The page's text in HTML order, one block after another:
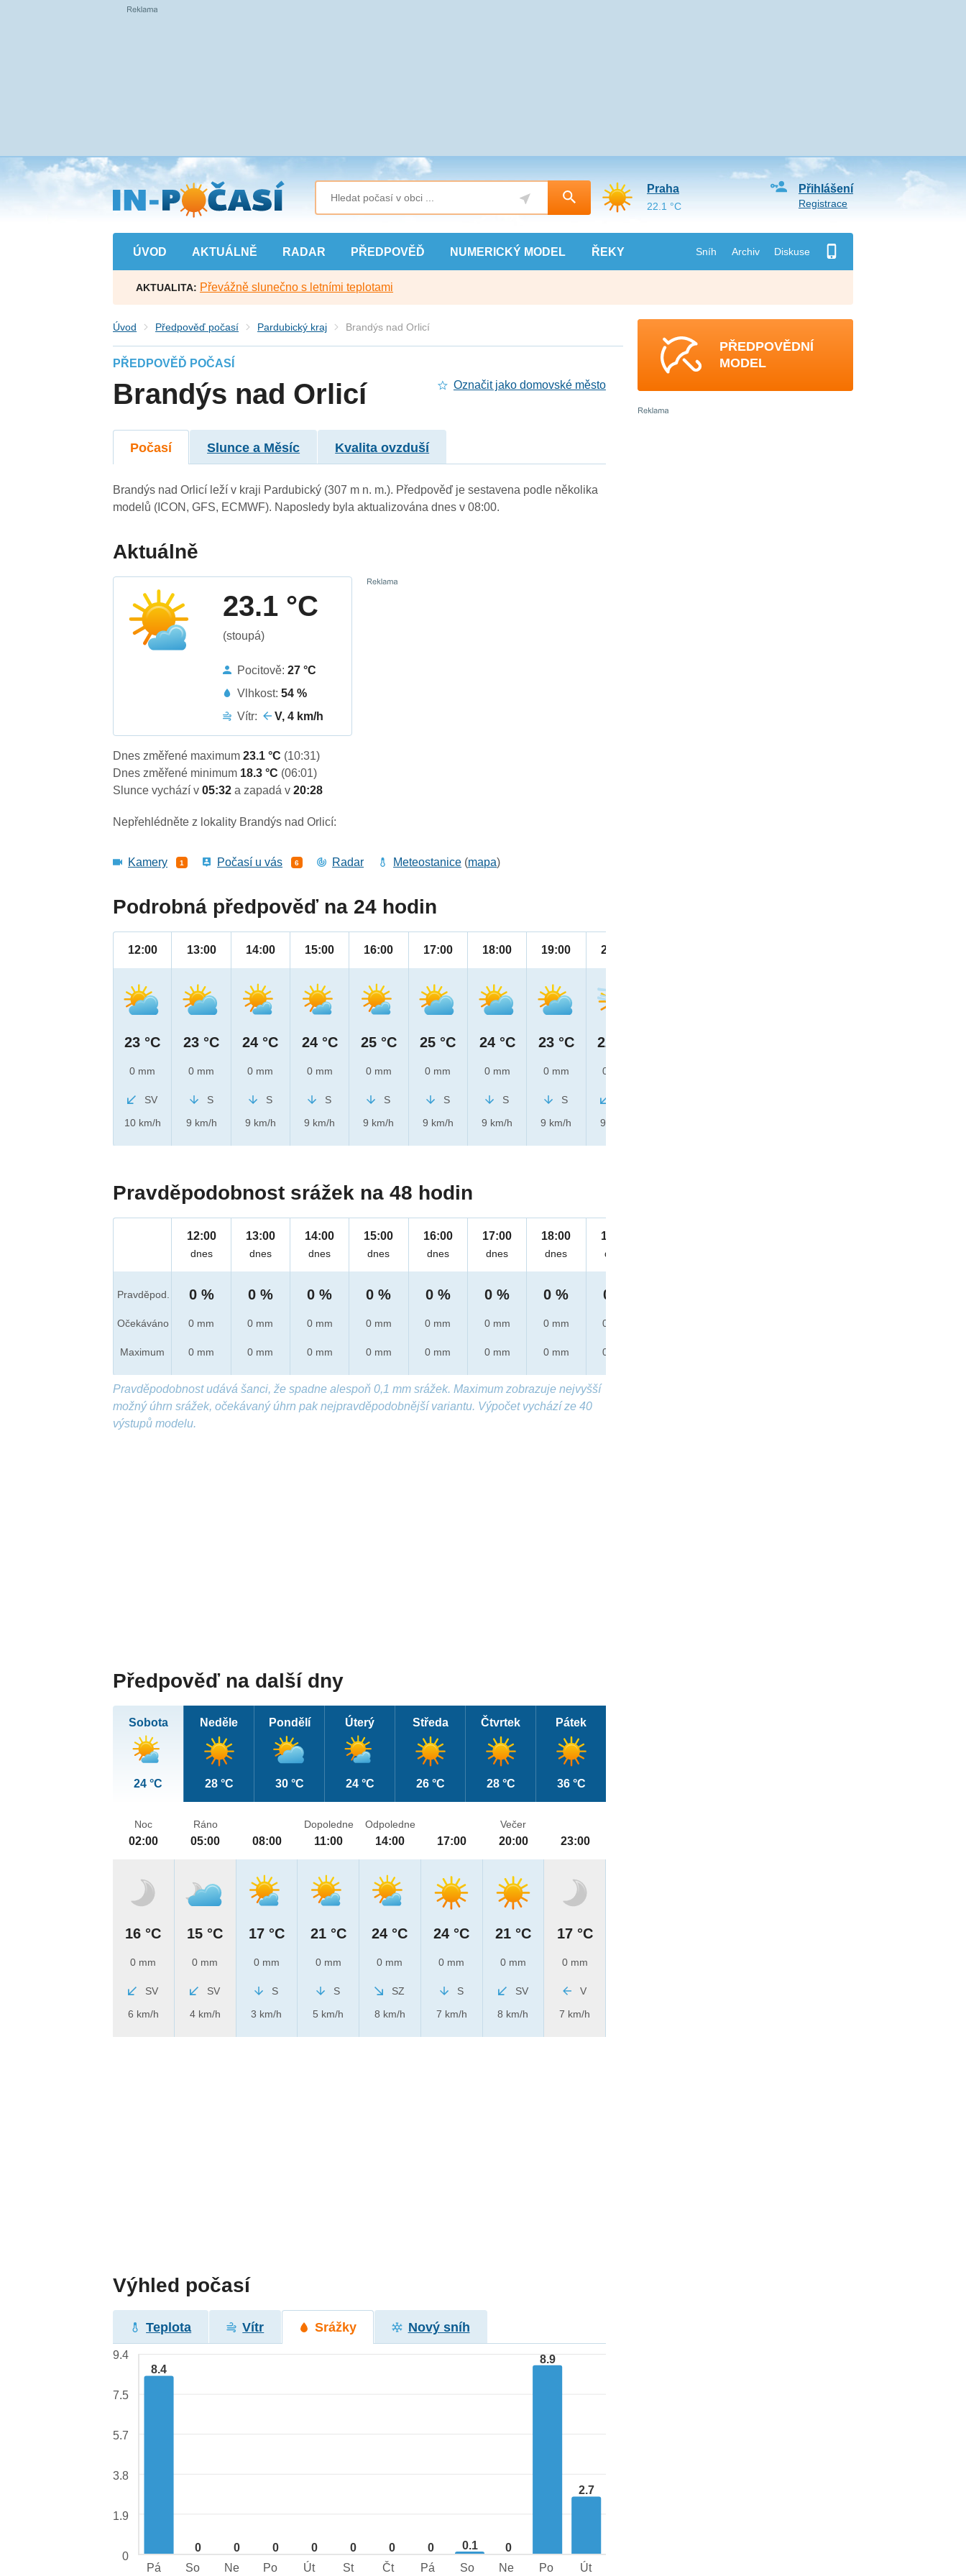
Přejít
na
hlavní
obsah
ÚVOD AKTUÁLNĚ RADAR PŘEDPOVĚĎ NUMERICKÝ MODEL ŘEKY Sníh Archiv Diskuse
Přihlášení
Registrace
Praha
22.1 °C
AKTUALITA: Převážně slunečno s letními teplotami
Úvod Předpověď počasí Pardubický kraj Brandýs nad Orlicí
PŘEDPOVĚĎ POČASÍ
Brandýs nad Orlicí Označit jako domovské město
Počasí Slunce a Měsíc Kvalita ovzduší
Brandýs nad Orlicí leží v kraji Pardubický (307 m n. m.). Předpověď je sestavena podle několika
modelů (ICON, GFS, ECMWF). Naposledy byla aktualizována dnes v 08:00.
Aktuálně
23.1 °C
(stoupá)
Pocitově:27 °C
Vlhkost:54 %
Vítr:
V, 4 km/h
Dnes změřené maximum23.1 °C (10:31)
Dnes změřené minimum 18.3 °C (06:01)
Slunce vychází v05:32a zapadá v20:28
Nepřehlédněte z lokality Brandýs nad Orlicí:
Kamery 1 Počasí u vás 6 Radar Meteostanice (mapa)
Podrobná předpověď na 24 hodin
12:00
23 °C
0 mm
SV
10 km/h
13:00
23 °C
0 mm
S
9 km/h
14:00
24 °C
0 mm
S
9 km/h
15:00
24 °C
0 mm
S
9 km/h
16:00
25 °C
0 mm
S
9 km/h
17:00
25 °C
0 mm
S
9 km/h
18:00
24 °C
0 mm
S
9 km/h
19:00
23 °C
0 mm
S
9 km/h
20:00
22 °C
0 mm
9 km/h
Pravděpodobnost srážek na 48 hodin
Pravděpod.
Očekáváno
Maximum
12:00
dnes
0 %
0 mm
0 mm
13:00
dnes
0 %
0 mm
0 mm
14:00
dnes
0 %
0 mm
0 mm
15:00
dnes
0 %
0 mm
0 mm
16:00
dnes
0 %
0 mm
0 mm
17:00
dnes
0 %
0 mm
0 mm
18:00
dnes
0 %
0 mm
0 mm
19:00
dnes
0 %
0 mm
0 mm
Pravděpodobnost udává šanci, že spadne alespoň 0,1 mm srážek. Maximum zobrazuje nejvyšší
možný úhrn srážek, očekávaný úhrn pak nejpravděpodobnější variantu. Výpočet vychází ze 40
výstupů modelu.
Předpověď na další dny
Sobota
24 °C
Neděle
28 °C
Pondělí
30 °C
Úterý
24 °C
Středa
26 °C
Čtvrtek
28 °C
Pátek
36 °C
Noc
02:00
16 °C
0 mm
SV
6 km/h
Ráno
05:00
15 °C
0 mm
SV
4 km/h
08:00
17 °C
0 mm
S
3 km/h
Dopoledne
11:00
21 °C
0 mm
S
5 km/h
Odpoledne
14:00
24 °C
0 mm
SZ
8 km/h
17:00
24 °C
0 mm
S
7 km/h
Večer
20:00
21 °C
0 mm
SV
8 km/h
23:00
17 °C
0 mm
V
7 km/h
Výhled počasí
Teplota Vítr Srážky Nový sníh
8.4
0 0 0 0 0 0 0 0.1 0
8.9
2.7
9.4
7.5
5.7
3.8
1.9
0
Pá
So Ne Po Út St Čt Pá So Ne Po Út
PŘEDPOVĚDNÍ
MODEL